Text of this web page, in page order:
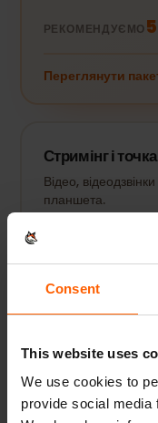
Consent
This website uses
We use cookies to
provide social media
РЕКОМЕНДУЄМО
Переглянути
Стримінг і
Відео,
планшета.
Переглянути
налаштувань